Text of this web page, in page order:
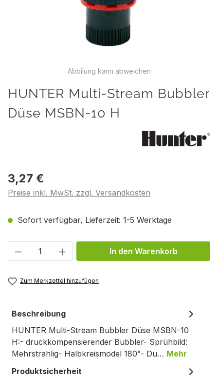
Abbilung kann abweichen
HUNTER Multi-Stream Bubbler
Düse MSBN-10 H
3,27 €
Preise inkl. MwSt. zzgl. Versandkosten
Sofort verfügbar, Lieferzeit: 1-5 Werktage
Produkt Anzahl: Gib den gewünschten
In den Warenkorb
Zum Merkzettel hinzufügen
Beschreibung
HUNTER Multi-Stream Bubbler Düse MSBN-10
H:- druckkompensierender Bubbler- Sprühbild:
Mehrstrahlig- Halbkreismodel 180°- Du… Mehr
Produktsicherheit